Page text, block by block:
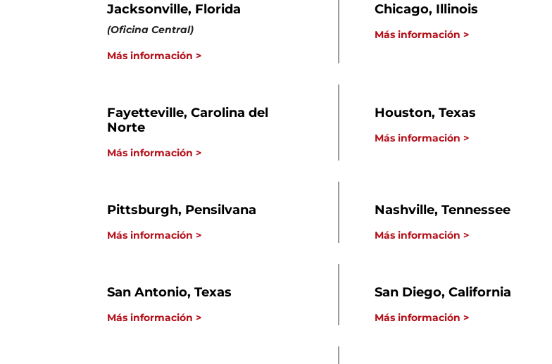
Jacksonville, Florida
(Oficina Central)
Más información >
Chicago, Illinois
Más información >
Fayetteville, Carolina del
Norte
Más información >
Houston, Texas
Más información >
Pittsburgh, Pensilvana
Más información >
Nashville, Tennessee
Más información >
San Antonio, Texas
Más información >
San Diego, California
Más información >